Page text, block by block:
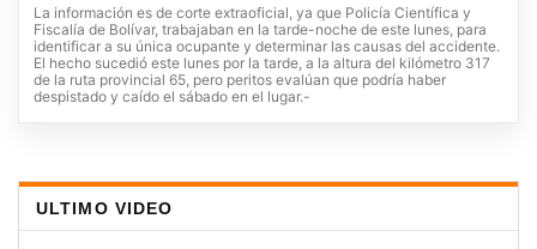
La información es de corte extraoficial, ya que Policía Científica y
Fiscalía de Bolívar, trabajaban en la tarde-noche de este lunes, para
identificar a su única ocupante y determinar las causas del accidente.
El hecho sucedió este lunes por la tarde, a la altura del kilómetro 317
de la ruta provincial 65, pero peritos evalúan que podría haber
despistado y caído el sábado en el lugar.-
ULTIMO VIDEO